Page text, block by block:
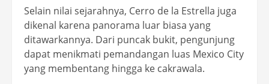
Selain nilai sejarahnya, Cerro de la Estrella juga
dikenal karena panorama luar biasa yang
ditawarkannya. Dari puncak bukit, pengunjung
dapat menikmati pemandangan luas Mexico City
yang membentang hingga ke cakrawala.